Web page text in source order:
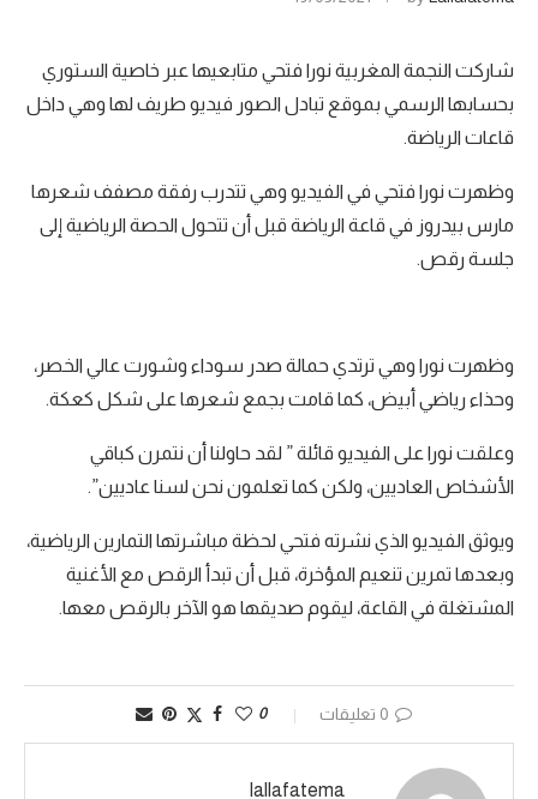
شاركت النجمة المغربية نورا فتحي متابعيها عبر خاصية الستوري
بحسابها الرسمي بموقع تبادل الصور فيديو طريف لها وهي داخل
قاعات الرياضة.
وظهرت نورا فتحي في الفيديو وهي تتدرب رفقة مصفف شعرها
مارس بيدروز في قاعة الرياضة قبل أن تتحول الحصة الرياضية إلى
جلسة رقص.
وظهرت نورا وهي ترتدي حمالة صدر سوداء وشورت عالي الخصر،
وحذاء رياضي أبيض، كما قامت بجمع شعرها على شكل كعكة.
وعلقت نورا على الفيديو قائلة ” لقد حاولنا أن نتمرن كباقي
الأشخاص العاديين، ولكن كما تعلمون نحن لسنا عاديين”.
ويوثق الفيديو الذي نشرته فتحي لحظة مباشرتها التمارين الرياضية،
وبعدها تمرين تنعيم المؤخرة، قبل أن تبدأ الرقص مع الأغنية
المشتغلة في القاعة، ليقوم صديقها هو الآخر بالرقص معها.
0 تعليقات 0
lallafatema